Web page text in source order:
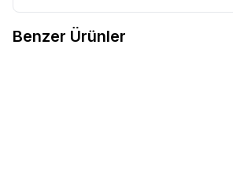
Benzer Ürünler